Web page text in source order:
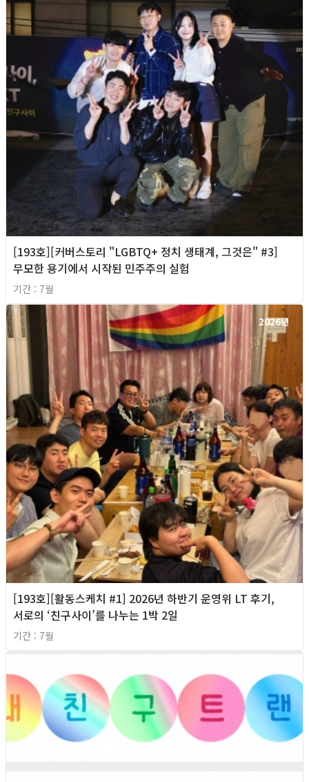
[193호][커버스토리 "LGBTQ+ 정치 생태계, 그것은" #3]
무모한 용기에서 시작된 민주주의 실험
기간 : 7월
2026년
[193호][활동스케치 #1] 2026년 하반기 운영위 LT 후기,
서로의 ‘친구사이’를 나누는 1박 2일
기간 : 7월